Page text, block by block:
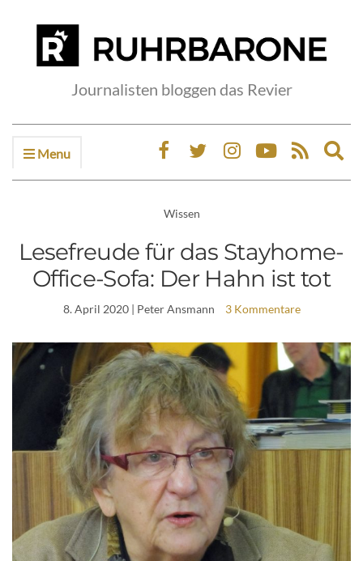
Journalisten bloggen das Revier
Menu
Wissen
Lesefreude für das Stayhome-
Office-Sofa: Der Hahn ist tot
8. April 2020| Peter Ansmann 3 Kommentare